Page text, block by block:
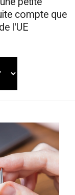
compte que
l'UE